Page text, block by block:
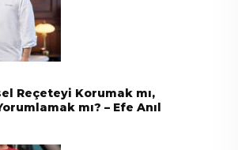
Reçeteyi Korumak mı,
mı? – Efe Anıl